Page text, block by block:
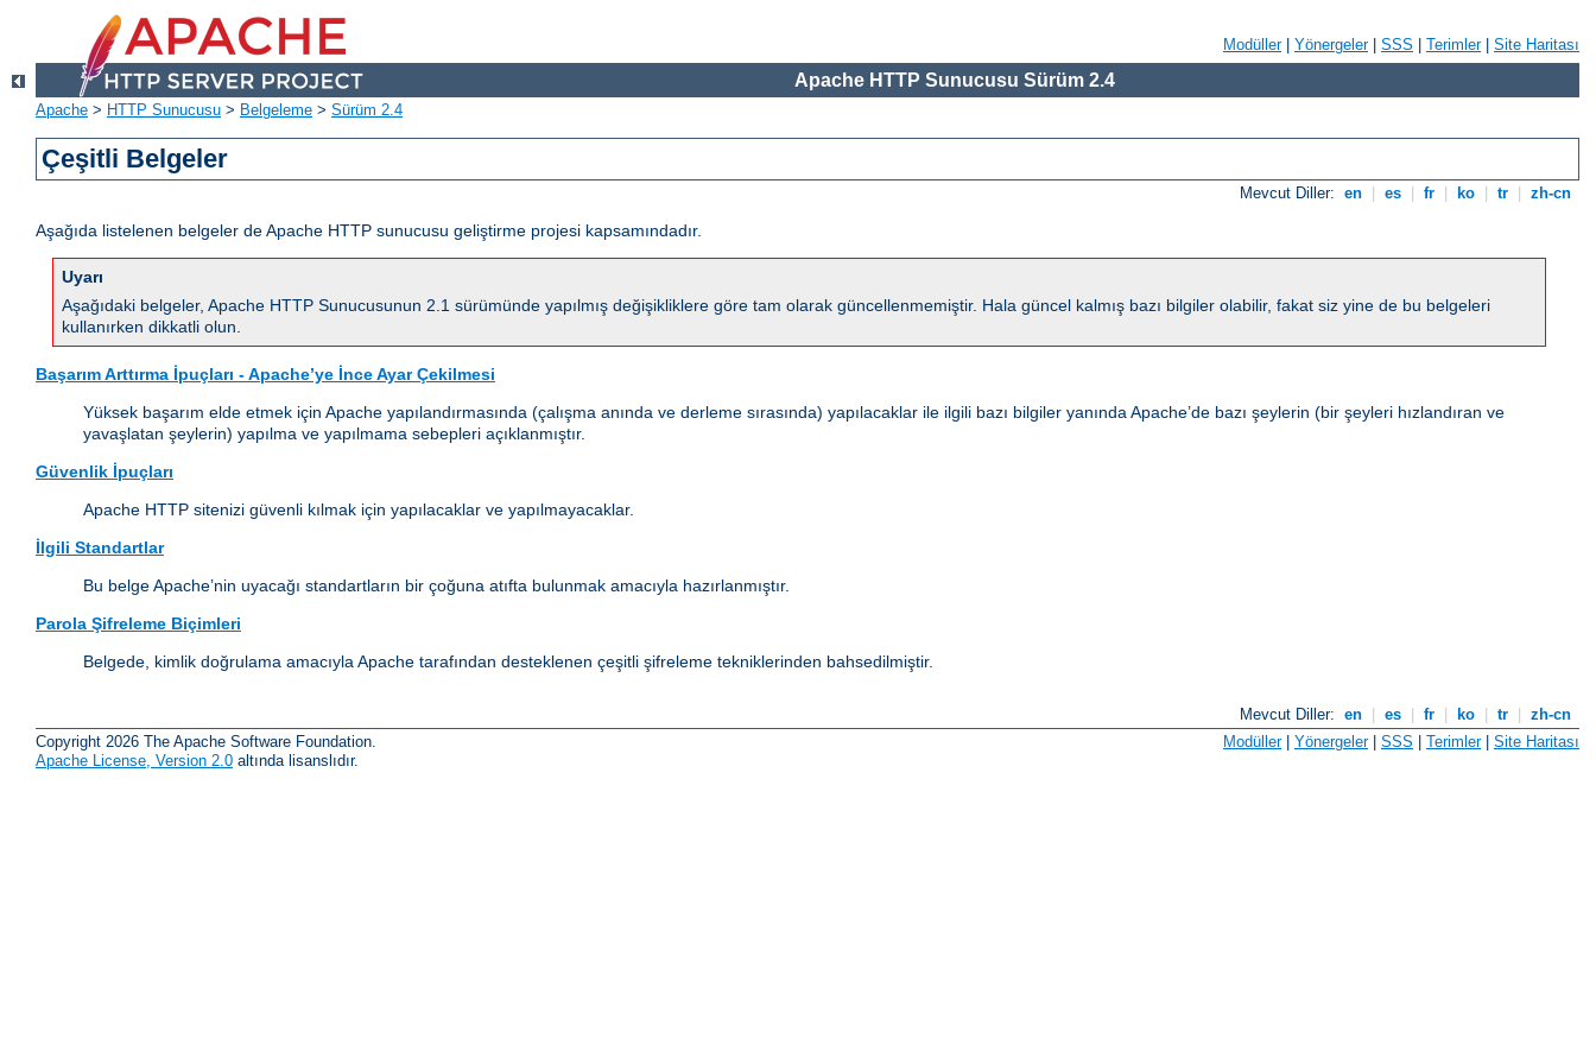
Modüller| Yönergeler| SSS Terimler| Site Haritası
Apache HTTP Sunucusu Sürüm 2.4
Apache > HTTP Sunucusu > Belgeleme > Sürüm 2.4
Çeşitli Belgeler
Mevcut Diller: en es fr ko tr zh-cn
Aşağıda listelenen belgeler de Apache HTTP sunucusu geliştirme projesi kapsamındadır.
Uyarı
Aşağıdaki belgeler, Apache HTTP Sunucusunun 2.1 sürümünde yapılmış değişikliklere göre tam olarak güncellenmemiştir. Hala güncel kalmış bazı bilgiler olabilir, fakat siz yine de bu belgeleri
kullanırken dikkatli olun.
Başarım Arttırma İpuçları - Apache’ye İnce Ayar Çekilmesi
Yüksek başarım elde etmek için Apache yapılandırmasında (çalışma anında ve derleme sırasında) yapılacaklar ile ilgili bazı bilgiler yanında Apache’de bazı şeylerin (bir şeyleri hızlandıran ve
yavaşlatan şeylerin) yapılma ve yapılmama sebepleri açıklanmıştır.
Güvenlik İpuçları
Apache HTTP sitenizi güvenli kılmak için yapılacaklar ve yapılmayacaklar.
İlgili Standartlar
Bu belge Apache’nin uyacağı standartların bir çoğuna atıfta bulunmak amacıyla hazırlanmıştır.
Parola Şifreleme Biçimleri
Belgede, kimlik doğrulama amacıyla Apache tarafından desteklenen çeşitli şifreleme tekniklerinden bahsedilmiştir.
Mevcut Diller: en es fr ko tr
zh-cn
Copyright 2026 The Apache Software Foundation.
Apache License, Version 2.0 altında lisanslıdır.
Modüller| Yönergeler| SSS | Terimler| Site Haritası